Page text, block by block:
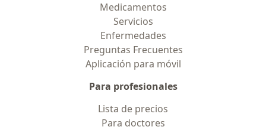
Medicamentos
Servicios
Enfermedades
Preguntas Frecuentes
Aplicación para móvil
Para profesionales
Lista de precios
Para doctores